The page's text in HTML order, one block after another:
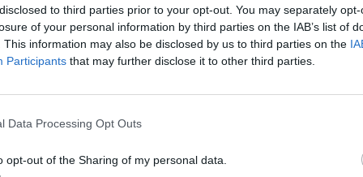
to third parties prior to your opt-out. You may separately
of your personal information by third parties on the IAB’s list of
This information may also be disclosed by us to third parties on the
Participants that may further disclose it to other third parties.
Data Processing Opt Outs
opt-out of the Sharing of my personal data.
no novo centro de convenções OcéaNice com
com oradores internacionais (quinta e sexta-